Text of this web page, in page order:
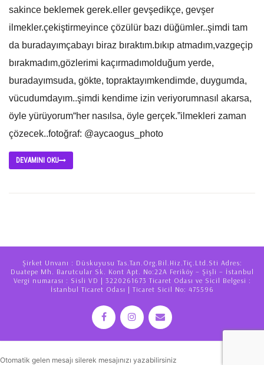
sakince beklemek gerek.eller gevşedikçe, gevşer
ilmekler.çekiştirmeyince çözülür bazı düğümler..şimdi tam
da buradayımçabayı biraz bıraktım.bıkıp atmadım,vazgeçip
bırakmadım,gözlerimi kaçırmadımolduğum yerde,
buradayımsuda, gökte, topraktayımkendimde, duygumda,
vücudumdayım..şimdi kendime izin veriyorumnasıl akarsa,
öyle yürüyorum“her nasılsa, öyle gerçek.”ilmekleri zaman
çözecek..fotoğraf: @aycaogus_photo
DEVAMINI OKU
Şirket Unvanı : Düskuyusu Tas.Tan.Org.Bil.Hiz.Tiç.Ltd.Sti Adres:
Duatepe Mh. Barutcular Sk. Kont Apt. No:22A Feriköy – Şişli – İstanbul
Vergi numarası : Sisli VD | 3220261673 Ticaret Odası ve Sicil Belgesi :
İstanbul Ticaret Odası | Ticaret Sicil No: 475596
Otomatik gelen mesajı silerek mesajınızı yazabilirsiniz